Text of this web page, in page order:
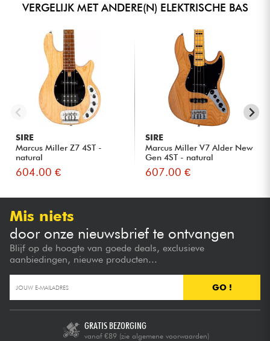
VERGELIJK MET ANDERE(N) ELEKTRISCHE BAS
SIRE
Marcus Miller Z7 4ST -
natural
604.00 €
SIRE
Marcus Miller V7 Alder New
Gen 4ST - natural
607.00 €
Mis niets
door onze nieuwsbrief te ontvangen
Blijf op de hoogte van goede deals, exclusieve
aanbiedingen, nieuwe producten...
GO !
GRATIS BEZORGING
vanaf €89 (zie algemene voorwaarden)